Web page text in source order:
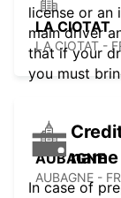
LA CIOTAT
LA CIOTAT -
AUBAGNE
AUBAGNE -
license or an
main driver
that if your
you must
In case of